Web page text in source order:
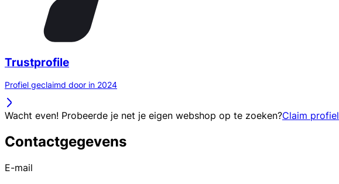
Trustprofile
Profiel geclaimd door in 2024
Wacht even! Probeerde je net je eigen webshop op te zoeken?Claim profiel
Contactgegevens
E-mail